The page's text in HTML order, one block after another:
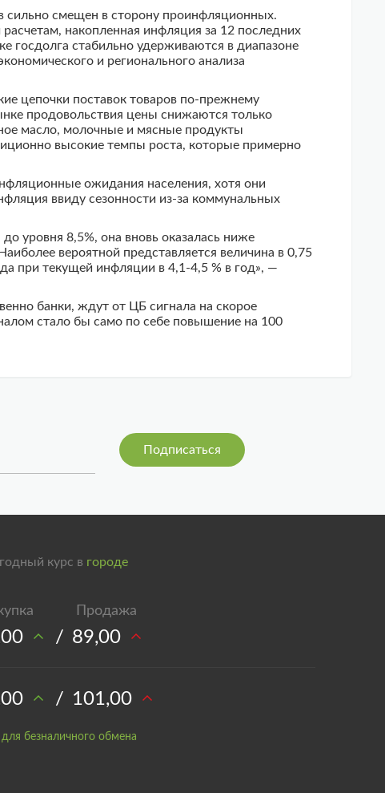
сильно смещен в сторону проинфляционных.
накопленная инфляция за 12 последних
госдолга стабильно удерживаются в диапазоне
и регионального анализа
цепочки поставок товаров по-прежнему
продовольствия цены снижаются только
масло, молочные и мясные продукты
высокие темпы роста, которые примерно
ожидания населения, хотя они
ввиду сезонности из-за коммунальных
уровня 8,5%, она вновь оказалась ниже
вероятной представляется величина в 0,75
при текущей инфляции в 4,1-4,5 % в год», —
банки, ждут от ЦБ сигнала на скорое
стало бы само по себе повышение на 100
курс в городе
/ 89,00
/ 101,00
безналичного обмена